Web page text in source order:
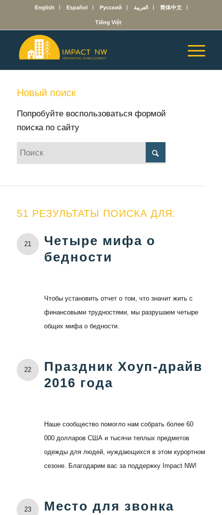
English Español Русский العربية 简体中文
Tiếng Việt
Новый поиск
Попробуйте воспользоваться формой
поиска по сайту
51 РЕЗУЛЬТАТЫ ПОИСКА ДЛЯ:
21
Четыре мифа о
бедности
Чтобы установить отчет о том, что значит жить с
финансовыми трудностями, мы разрушаем четыре
общих мифа о бедности.
22
Праздник Хоуп-драйв
2016 года
Наше сообщество помогло нам собрать более 60
000 долларов США и тысячи теплых предметов
одежды для людей, нуждающихся в этом курортном
сезоне. Благодарим вас за поддержку Impact NW!
23
Место для звонка